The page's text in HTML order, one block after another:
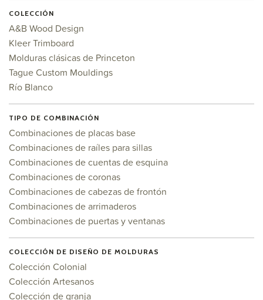
COLECCIÓN
A&B Wood Design
Kleer Trimboard
Molduras clásicas de Princeton
Tague Custom Mouldings
Río Blanco
TIPO DE COMBINACIÓN
Combinaciones de placas base
Combinaciones de raíles para sillas
Combinaciones de cuentas de esquina
Combinaciones de coronas
Combinaciones de cabezas de frontón
Combinaciones de arrimaderos
Combinaciones de puertas y ventanas
COLECCIÓN DE DISEÑO DE MOLDURAS
Colección Colonial
Colección Artesanos
Colección de granja